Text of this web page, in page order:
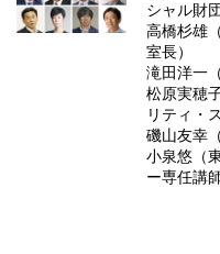
シャル財
高橋杉雄
室長）
滝田洋一
松原実穂
リティ・
磯山友幸
小泉悠（
ー専任講